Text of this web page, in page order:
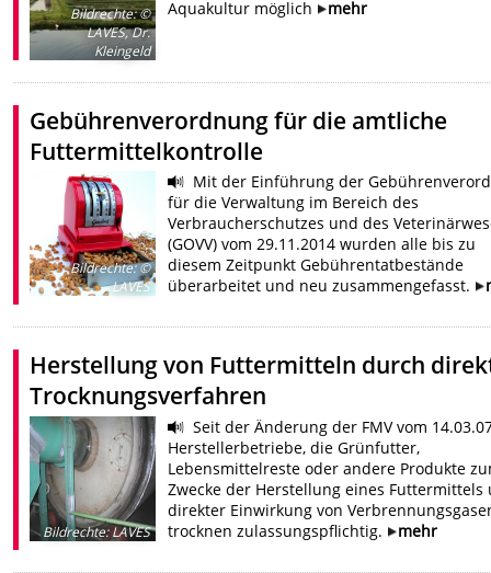
Bildrechte:©
LAVES, Dr.
Kleingeld
Aquakultur möglich
mehr
Gebührenverordnung für die amtliche
Futtermittelkontrolle
Bildrechte:©
LAVES
Mit der Einführung der
für die Verwaltung im Bereich des
Verbraucherschutzes und des
(GOVV) vom 29.11.2014 wurden alle bis zu
diesem Zeitpunkt Gebührentatbestände
überarbeitet und neu zusammengefasst.
Herstellung von Futtermitteln durch
Trocknungsverfahren
Bildrechte:LAVES
Seit der Änderung der FMV vom
Herstellerbetriebe, die Grünfutter,
Lebensmittelreste oder andere Produkte
Zwecke der Herstellung eines Futtermittels
direkter Einwirkung von
trocknen zulassungspflichtig.
mehr